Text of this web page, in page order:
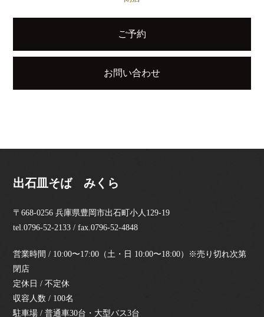
ご予約
お問い合わせ
出石皿そば みくら
〒668-0256 兵庫県豊岡市出石町小人129-19
tel.0796-52-2133 / fax.0796-52-4848
営業時間 / 10:00〜17:00（土・日 10:00〜18:00）※売り切れ次第
閉店
定休日 / 不定休
収容人数 / 100名
駐車場 / 普通車30台・大型バス3台